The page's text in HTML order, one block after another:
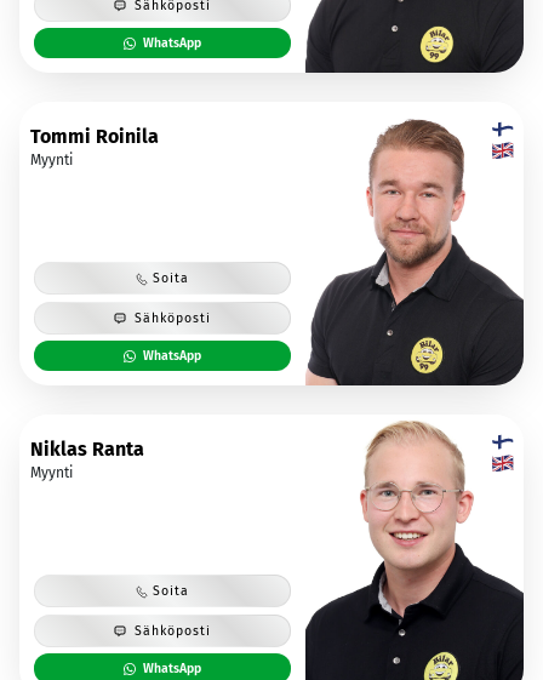
Sähköposti
WhatsApp
Tommi Roinila
Myynti
Soita
Sähköposti
WhatsApp
Niklas Ranta
Myynti
Soita
Sähköposti
WhatsApp